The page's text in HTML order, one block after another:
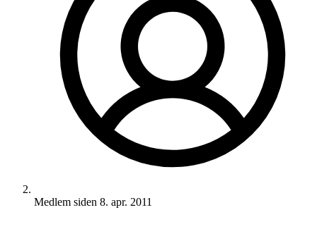
Medlem siden 8. apr. 2011